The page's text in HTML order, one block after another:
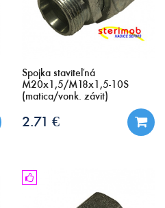
Spojka staviteľná
M20x1,5/M18x1,5-10S
(matica/vonk. závit)
2.71 €